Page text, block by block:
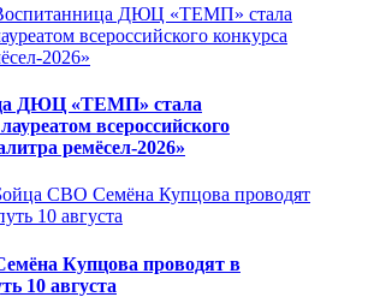
ДЮЦ «ТЕМП» стала
всероссийского
ремёсел-2026»
Купцова проводят в
10 августа